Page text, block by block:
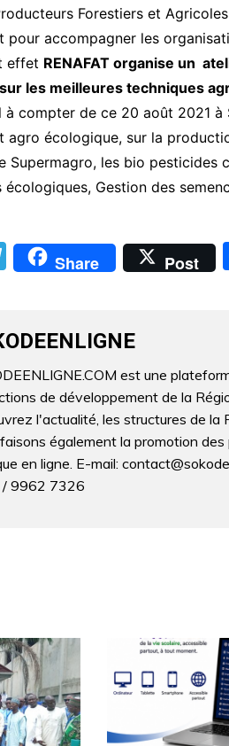
Forestiers et
pour accompagner les
effet RENAFAT organise un
les meilleures techniques
compter de ce 20 août 2021
agro écologique, sur la
Supermagro, les bio pesticides
Gestion des
T
el
gr
a
m
Share Post
est une
de développement de la
l'actualité, les structures de la
également la promotion
en ligne. E-mail:
9962 7326